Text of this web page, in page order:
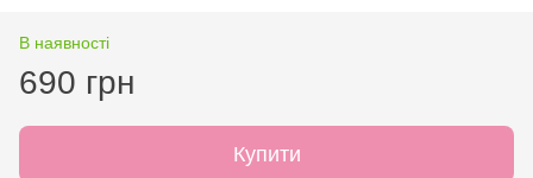
В наявності
690 грн
Купити